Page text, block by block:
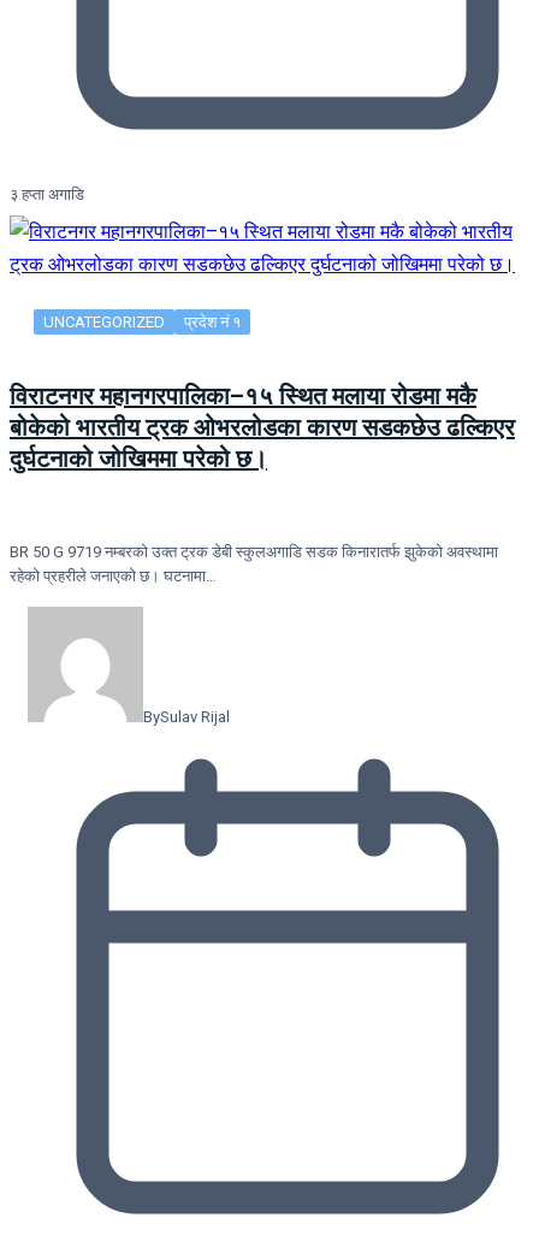
३ हप्ता अगाडि
UNCATEGORIZED प्रदेश नं १
विराटनगर महानगरपालिका–१५ स्थित मलाया रोडमा मकै
बोकेको भारतीय ट्रक ओभरलोडका कारण सडकछेउ ढल्किएर
दुर्घटनाको जोखिममा परेको छ।
BR 50 G 9719 नम्बरको उक्त ट्रक डेबी स्कुलअगाडि सडक किनारातर्फ झुकेको अवस्थामा
रहेको प्रहरीले जनाएको छ। घटनामा…
BySulav Rijal